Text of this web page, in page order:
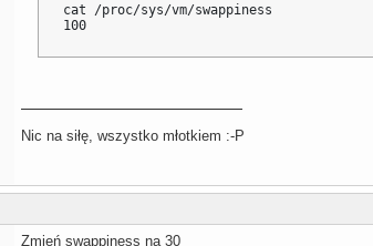
cat /proc/sys/vm/swappiness
100
Nic na siłę, wszystko młotkiem :-P
Zmień swappiness na 30